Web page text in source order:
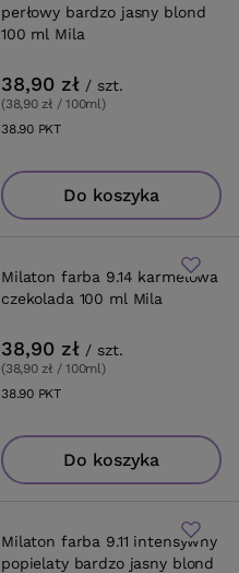
perłowy bardzo jasny blond
100 ml Mila
38,90 zł / szt.
(38,90 zł / 100ml)
38.90PKTpunktów
Do koszyka
Milaton farba 9.14 karmelowa
czekolada 100 ml Mila
38,90 zł / szt.
(38,90 zł / 100ml)
38.90PKTpunktów
Do koszyka
Milaton farba 9.11 intensywny
popielaty bardzo jasny blond